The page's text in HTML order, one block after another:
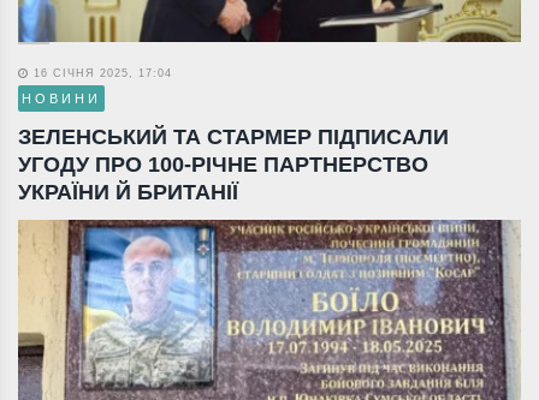
16 СІЧНЯ 2025, 17:04
НОВИНИ
ЗЕЛЕНСЬКИЙ ТА СТАРМЕР ПІДПИСАЛИ
УГОДУ ПРО 100-РІЧНЕ ПАРТНЕРСТВО
УКРАЇНИ Й БРИТАНІЇ